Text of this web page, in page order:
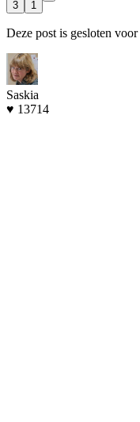
3 1
Deze post is gesloten voor
Saskia
♥ 13714